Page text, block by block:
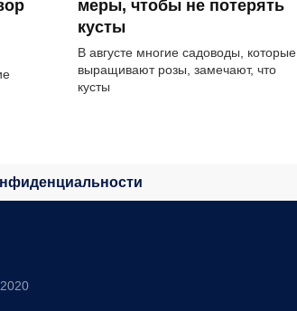
меры, чтобы не потерять
кусты
В августе многие садоводы, которые
выращивают розы, замечают, что
кусты